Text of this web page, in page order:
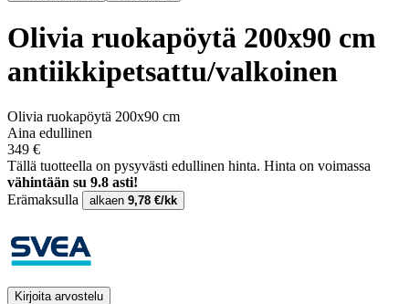
Olivia ruokapöytä 200x90 cm
antiikkipetsattu/valkoinen
Olivia ruokapöytä 200x90 cm
Aina edullinen
349 €
Tällä tuotteella on pysyvästi edullinen hinta. Hinta on voimassa
vähintään su 9.8 asti!
Erämaksulla
alkaen 9,78 €/kk
Kirjoita arvostelu